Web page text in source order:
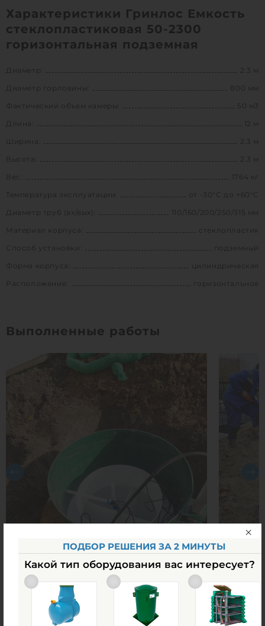
Характеристики Гринлос Емкость
стеклопластиковая 50-2300
горизонтальная подземная
Диаметр:
2.3 м
Диаметр горловины:
800 мм
Фактический объем камеры:
50 м3
Длина:
12 м
Ширина:
2.3 м
Высота:
2.3 м
1764 кг
Температура эксплуатации:
от -30°C до +60°C
Диаметр труб (вх/вых):
110/160/200/250/315 мм
Материал корпуса:
стеклопластик
Способ установки:
подземный
Форма корпуса:
цилиндрическая
Расположение:
горизонтальное
Выполненные работы
ПОДБОР РЕШЕНИЯ ЗА 2 МИНУТЫ
Какой тип оборудования вас интересует?